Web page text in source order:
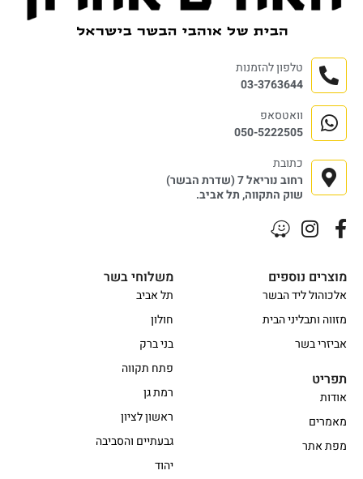
משלוחי בשר
תל אביב
חולון
בני ברק
פתח תקווה
רמת גן
ראשון לציון
גבעתיים והסביבה
יהוד
מוצרים נוספים
אלכוהול ליד הבשר
מזווה ותבליני הבית
אביזרי בשר
תפריט
אודות
מאמרים
מפת אתר
טלפון להזמנות
03-3763644
וואטסאפ
050-5222505
כתובת
רחוב נוריאל 7 (שדרת הבשר)
שוק התקווה, תל אביב.